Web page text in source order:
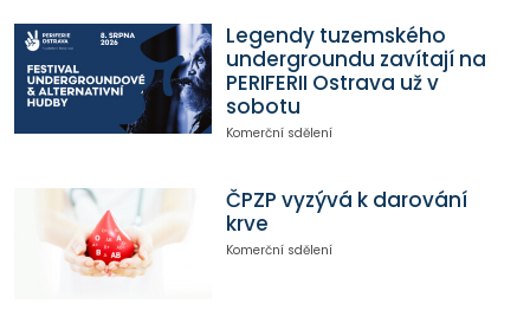
Legendy tuzemského
undergroundu zavítají na
PERIFERII Ostrava už v
sobotu
Komerční sdělení
ČPZP vyzývá k darování
krve
Komerční sdělení